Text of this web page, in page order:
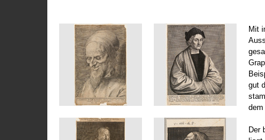
Mit
gut
dem
Der